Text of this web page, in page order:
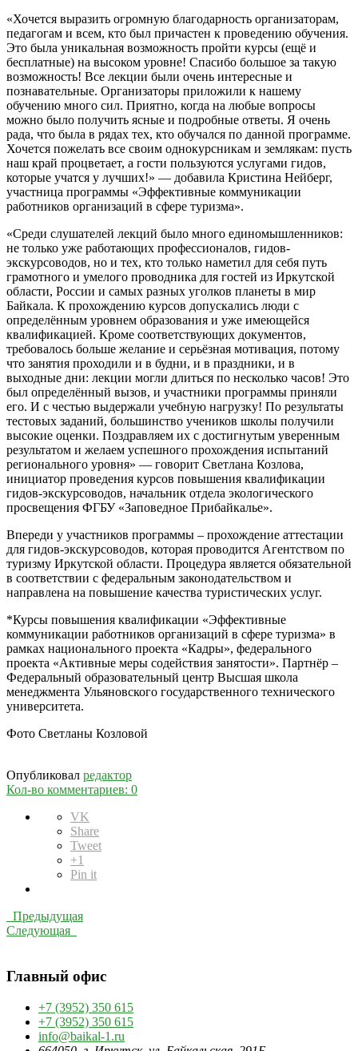
«Хочется выразить огромную благодарность организаторам,
педагогам и всем, кто был причастен к проведению обучения.
Это была уникальная возможность пройти курсы (ещё и
бесплатные) на высоком уровне! Спасибо большое за такую
возможность! Все лекции были очень интересные и
познавательные. Организаторы приложили к нашему
обучению много сил. Приятно, когда на любые вопросы
можно было получить ясные и подробные ответы. Я очень
рада, что была в рядах тех, кто обучался по данной программе.
Хочется пожелать все своим однокурсникам и землякам: пусть
наш край процветает, а гости пользуются услугами гидов,
которые учатся у лучших!» — добавила Кристина Нейберг,
участница программы «Эффективные коммуникации
работников организаций в сфере туризма».
«Среди слушателей лекций было много единомышленников:
не только уже работающих профессионалов, гидов-
экскурсоводов, но и тех, кто только наметил для себя путь
грамотного и умелого проводника для гостей из Иркутской
области, России и самых разных уголков планеты в мир
Байкала. К прохождению курсов допускались люди с
определённым уровнем образования и уже имеющейся
квалификацией. Кроме соответствующих документов,
требовалось больше желание и серьёзная мотивация, потому
что занятия проходили и в будни, и в праздники, и в
выходные дни: лекции могли длиться по несколько часов! Это
был определённый вызов, и участники программы приняли
его. И с честью выдержали учебную нагрузку! По результаты
тестовых заданий, большинство учеников школы получили
высокие оценки. Поздравляем их с достигнутым уверенным
результатом и желаем успешного прохождения испытаний
регионального уровня» — говорит Светлана Козлова,
инициатор проведения курсов повышения квалификации
гидов-экскурсоводов, начальник отдела экологического
просвещения ФГБУ «Заповедное Прибайкалье».
Впереди у участников программы – прохождение аттестации
для гидов-экскурсоводов, которая проводится Агентством по
туризму Иркутской области. Процедура является обязательной
в соответствии с федеральным законодательством и
направлена на повышение качества туристических услуг.
*Курсы повышения квалификации «Эффективные
коммуникации работников организаций в сфере туризма» в
рамках национального проекта «Кадры», федерального
проекта «Активные меры содействия занятости». Партнёр –
Федеральный образовательный центр Высшая школа
менеджмента Ульяновского государственного технического
университета.
Фото Светланы Козловой
Опубликовал редактор
Кол-во комментариев: 0
VK
Share
Tweet
+1
Pin it
Предыдущая
Следующая
Главный офис
+7 (3952) 350 615
+7 (3952) 350 615
info@baikal-1.ru